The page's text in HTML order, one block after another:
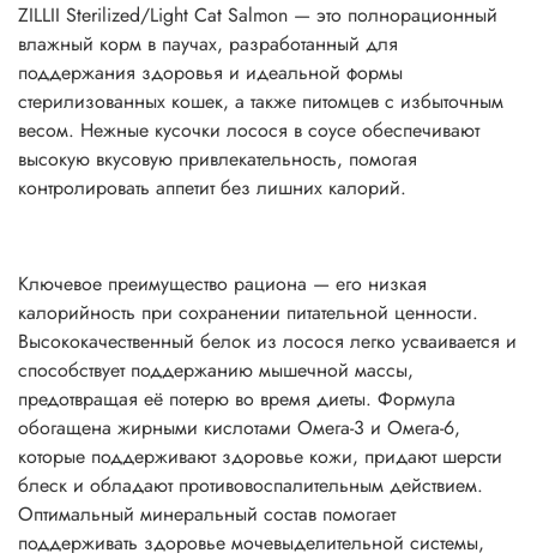
ZILLII Sterilized/Light Cat Salmon — это полнорационный
влажный корм в паучах, разработанный для
поддержания здоровья и идеальной формы
стерилизованных кошек, а также питомцев с избыточным
весом. Нежные кусочки лосося в соусе обеспечивают
высокую вкусовую привлекательность, помогая
контролировать аппетит без лишних калорий.
Ключевое преимущество рациона — его низкая
калорийность при сохранении питательной ценности.
Высококачественный белок из лосося легко усваивается и
способствует поддержанию мышечной массы,
предотвращая её потерю во время диеты. Формула
обогащена жирными кислотами Омега-3 и Омега-6,
которые поддерживают здоровье кожи, придают шерсти
блеск и обладают противовоспалительным действием.
Оптимальный минеральный состав помогает
поддерживать здоровье мочевыделительной системы,